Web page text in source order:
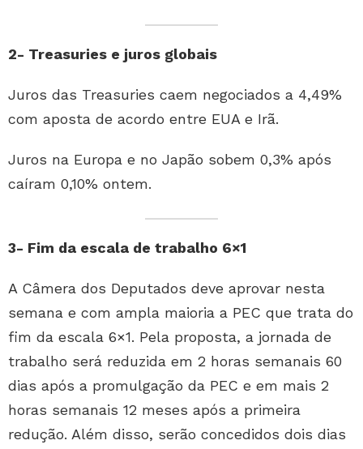
2- Treasuries e juros globais
Juros das Treasuries caem negociados a 4,49%
com aposta de acordo entre EUA e Irã.
Juros na Europa e no Japão sobem 0,3% após
caíram 0,10% ontem.
3- Fim da escala de trabalho 6×1
A Câmera dos Deputados deve aprovar nesta
semana e com ampla maioria a PEC que trata do
fim da escala 6×1. Pela proposta, a jornada de
trabalho será reduzida em 2 horas semanais 60
dias após a promulgação da PEC e em mais 2
horas semanais 12 meses após a primeira
redução. Além disso, serão concedidos dois dias